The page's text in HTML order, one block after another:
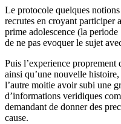
Le protocole quelques
recrutes en croyant participer
prime adolescence (la
de ne pas evoquer le sujet
Puis l’experience
ainsi qu’une nouvelle
l’autre moitie avoir subi une
d’informations veridiques
demandant de donner des
cause.